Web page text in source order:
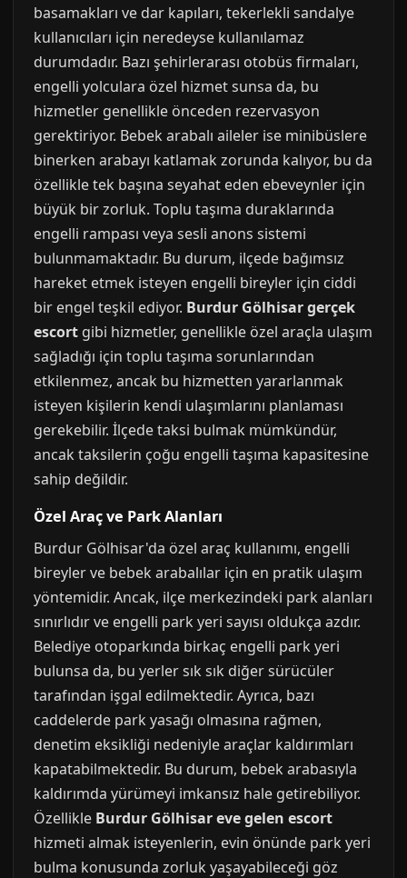
basamakları ve dar kapıları, tekerlekli sandalye
kullanıcıları için neredeyse kullanılamaz
durumdadır. Bazı şehirlerarası otobüs firmaları,
engelli yolculara özel hizmet sunsa da, bu
hizmetler genellikle önceden rezervasyon
gerektiriyor. Bebek arabalı aileler ise minibüslere
binerken arabayı katlamak zorunda kalıyor, bu da
özellikle tek başına seyahat eden ebeveynler için
büyük bir zorluk. Toplu taşıma duraklarında
engelli rampası veya sesli anons sistemi
bulunmamaktadır. Bu durum, ilçede bağımsız
hareket etmek isteyen engelli bireyler için ciddi
bir engel teşkil ediyor. Burdur Gölhisar gerçek
escort gibi hizmetler, genellikle özel araçla ulaşım
sağladığı için toplu taşıma sorunlarından
etkilenmez, ancak bu hizmetten yararlanmak
isteyen kişilerin kendi ulaşımlarını planlaması
gerekebilir. İlçede taksi bulmak mümkündür,
ancak taksilerin çoğu engelli taşıma kapasitesine
sahip değildir.
Özel Araç ve Park Alanları
Burdur Gölhisar'da özel araç kullanımı, engelli
bireyler ve bebek arabalılar için en pratik ulaşım
yöntemidir. Ancak, ilçe merkezindeki park alanları
sınırlıdır ve engelli park yeri sayısı oldukça azdır.
Belediye otoparkında birkaç engelli park yeri
bulunsa da, bu yerler sık sık diğer sürücüler
tarafından işgal edilmektedir. Ayrıca, bazı
caddelerde park yasağı olmasına rağmen,
denetim eksikliği nedeniyle araçlar kaldırımları
kapatabilmektedir. Bu durum, bebek arabasıyla
kaldırımda yürümeyi imkansız hale getirebiliyor.
Özellikle Burdur Gölhisar eve gelen escort
hizmeti almak isteyenlerin, evin önünde park yeri
bulma konusunda zorluk yaşayabileceği göz